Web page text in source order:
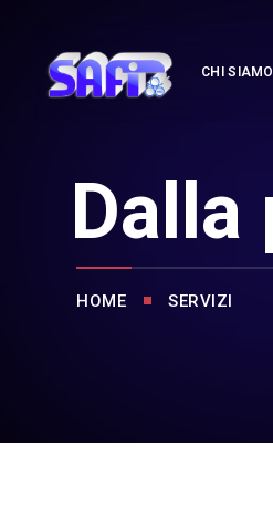
CHI SIAMO
HOME SERVIZI